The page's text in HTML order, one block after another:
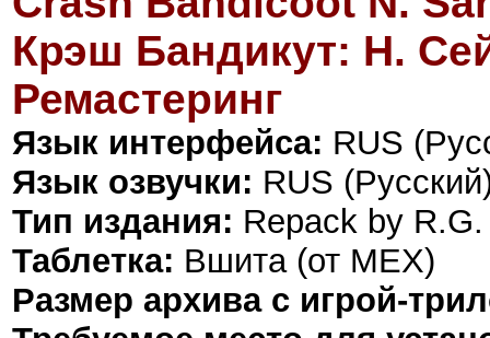
Крэш Бандикут: Н.
Ремастеринг
Язык интерфейса: RUS
Язык озвучки: RUS
Тип издания: Repack by
Таблетка: Вшита (от MEX)
Размер архива с игрой-